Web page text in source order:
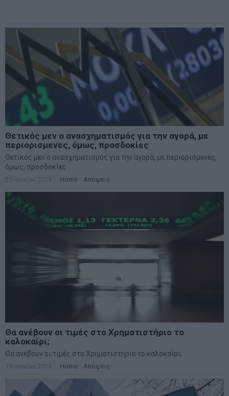
Θετικός μεν ο ανασχηματισμός για την αγορά, με
περιορισμενες, όμως, προσδοκίες
Θετικός μεν ο ανασχηματισμός για την αγορά, με περιορισμενες,
όμως, προσδοκίες
25 Ιουνίου 2013 Home Απόψεις
Θα ανέβουν οι τιμές στο Χρηματιστήριο το
καλοκαίρι;
Θα ανέβουν οι τιμές στο Χρηματιστηριο το καλοκαίρι;
19 Ιουνίου 2013 Home Απόψεις